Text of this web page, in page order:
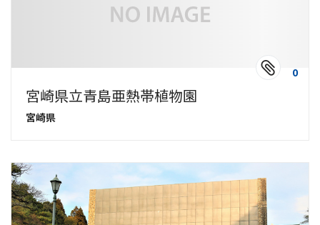
0
宮崎県立青島亜熱帯植物園
宮崎県